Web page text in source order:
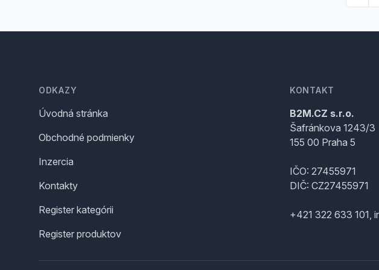
ODKAZY
Úvodná stránka
Obchodné podmienky
Inzercia
Kontakty
Register kategórii
Register produktov
KONTAKT
B2M.CZ s.r.o.
Šafránkova 1243/3
155 00 Praha 5
IČO: 27455971
DIČ: CZ27455971
+421 322 633 101,